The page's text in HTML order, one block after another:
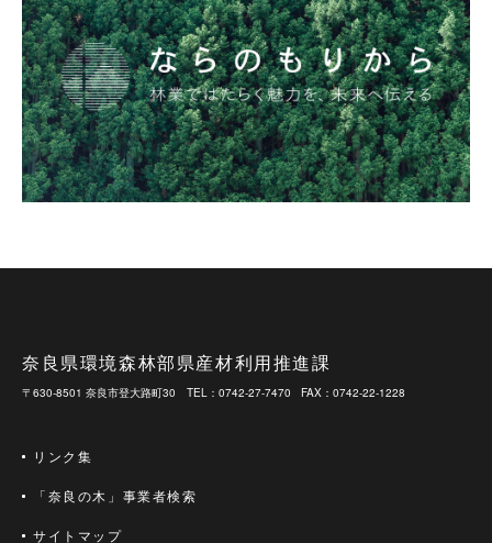
奈良県環境森林部県産材利用推進課
〒630-8501 奈良市登大路町30 TEL：0742-27-7470 FAX：0742-22-1228
リンク集
「奈良の木」事業者検索
サイトマップ